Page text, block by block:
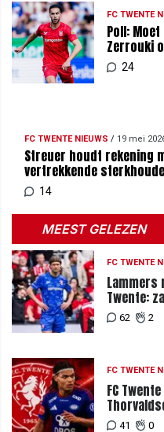
FC TWENTE
Poll:
Zerrouki
een24
FC TWENTE NIEUWS / 19 mei
Streuer houdt rekening
vertrekkende
opnieuw beginnen"
14
MEEST GELEZEN
FC TWENTE
Lammers
Twente:
vanwege
62 2
FC TWENTE
FC
41 0